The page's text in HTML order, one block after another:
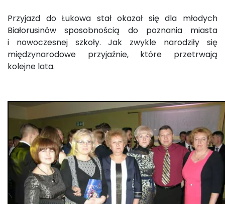
Przyjazd do Łukowa stał okazał się dla młodych
Białorusinów sposobnością do poznania miasta
i nowoczesnej szkoły. Jak zwykle narodziły się
międzynarodowe przyjaźnie, które przetrwają
kolejne lata.